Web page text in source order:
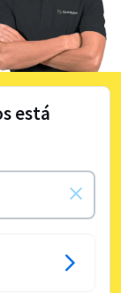
está